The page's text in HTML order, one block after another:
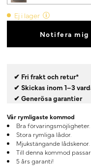
Ej i lager
Notifera mig
✔ Fri frakt och retur*
✔ Skickas inom 1–3
✔ Generösa garantier
Vår rymligaste kommod
Bra förvaringsmöjligheter.
Stora rymliga lådor.
Mjukstängande lådskenor.
Till denna kommod
5 års garanti!